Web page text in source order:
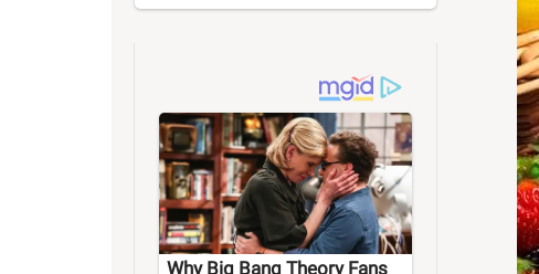
Why Big Bang Theory Fans